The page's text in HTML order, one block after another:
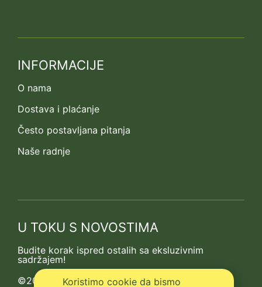
INFORMACIJE
O nama
Dostava i plaćanje
Često postavljana pitanja
Naše radnje
U TOKU S NOVOSTIMA
Budite korak ispred ostalih sa eksluzivnim
sadržajem!
©2013-2026 Kedrova prica
Koristimo cookie da bismo